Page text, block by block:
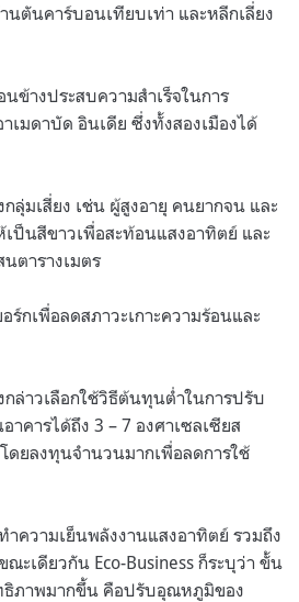
นตันคาร์บอนเทียบเท่า และหลีกเลี่ยง
ข้างประสบความสำเร็จในการ
เมดาบัด อินเดีย ซึ่งทั้งสองเมืองได้
ลุ่มเสี่ยง เช่น ผู้สูงอายุ คนยากจน และ
ป็นสีขาวเพื่อสะท้อนแสงอาทิตย์ และ
นตารางเมตร
กเพื่อลดสภาวะเกาะความร้อนและ
ล่าวเลือกใช้วิธีต้นทุนต่ำในการปรับ
าคารได้ถึง 3 – 7 องศาเซลเซียส
ยลงทุนจำนวนมากเพื่อลดการใช้
ำความเย็นพลังงานแสงอาทิตย์ รวมถึง
ณะเดียวกัน Eco-Business ก็ระบุว่า ขั้น
ธิภาพมากขึ้น คือปรับอุณหภูมิของ